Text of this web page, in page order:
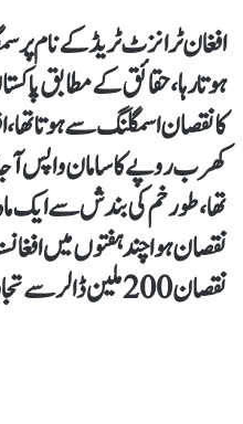
افغان ٹرانزٹ ٹریڈ کے نام پر
کھرب روپے کا سامان واپس آ
نقصان ہوا چند ہفتوں میں
نقصان 200 ملین ڈالر سے تجاوز کرگیا۔